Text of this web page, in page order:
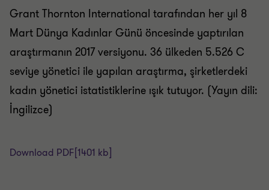
Grant Thornton International tarafından her yıl 8
Mart Dünya Kadınlar Günü öncesinde yaptırılan
araştırmanın 2017 versiyonu. 36 ülkeden 5.526 C
seviye yönetici ile yapılan araştırma, şirketlerdeki
kadın yönetici istatistiklerine ışık tutuyor. (Yayın dili:
İngilizce)
Download PDF [1401 kb]